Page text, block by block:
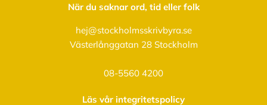
När du saknar ord, tid eller folk
hej@stockholmsskrivbyra.se
Västerlånggatan 28 Stockholm
08-5560 4200
Läs vår integritetspolicy